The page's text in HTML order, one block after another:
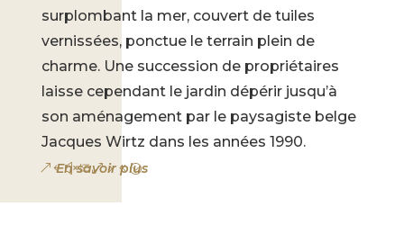
surplombant la mer, couvert de tuiles
vernissées, ponctue le terrain plein de
charme. Une succession de propriétaires
laisse cependant le jardin dépérir jusqu’à
son aménagement par le paysagiste belge
Jacques Wirtz dans les années 1990.
En savoir plus